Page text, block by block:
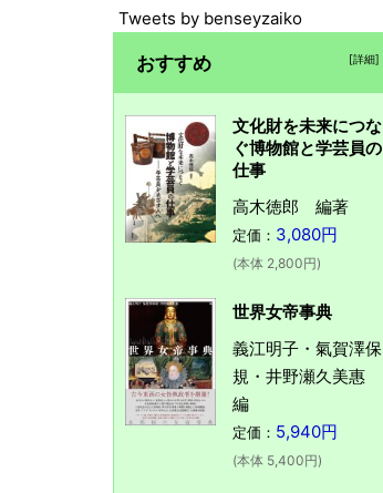
Tweets by benseyzaiko
おすすめ [詳細]
文化財を未来につな
ぐ博物館と学芸員の
仕事
高木徳郎 編著
定価： 3,080円
(本体 2,800円)
世界女帝事典
義江明子・氣賀澤保
規・井野瀬久美惠
編
定価： 5,940円
(本体 5,400円)